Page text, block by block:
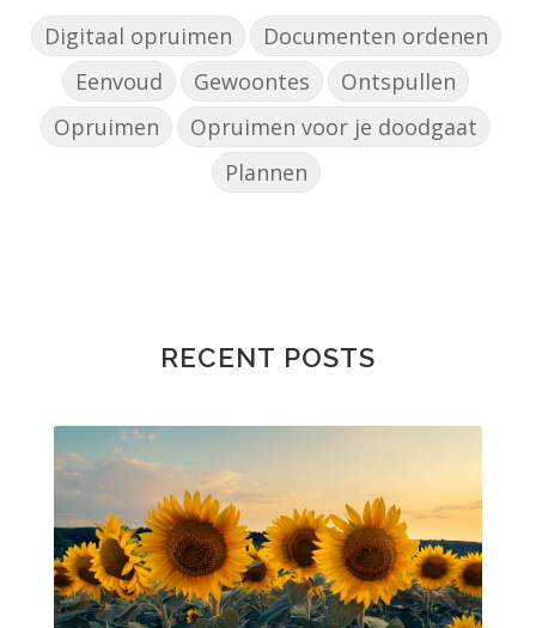
Digitaal opruimen
Documenten ordenen
Eenvoud
Gewoontes
Ontspullen
Opruimen
Opruimen voor je doodgaat
Plannen
RECENT POSTS